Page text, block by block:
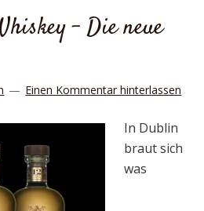
– Die neue
Einen Kommentar hinterlassen
In Dublin
braut sich
was